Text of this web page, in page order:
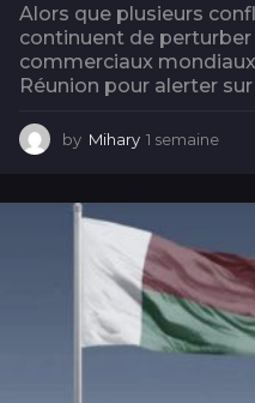
Alors que plusieurs
continuent de perturber
commerciaux
Réunion pour alerter sur
by Mihary 1 semaine
m
i
n
e